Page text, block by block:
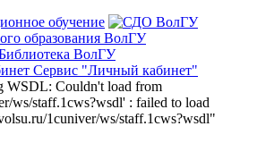
обучение
образования ВолГУ
ВолГУ
Сервис "Личный кабинет"
WSDL: Couldn't load from
ws/staff.1cws?wsdl' : failed to load
1cuniver/ws/staff.1cws?wsdl"